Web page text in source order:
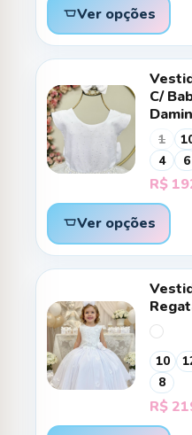
Ver opções
C/
1
4
6
R$
Ver opções
10
8
R$